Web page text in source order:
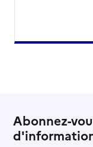
Abonnez-